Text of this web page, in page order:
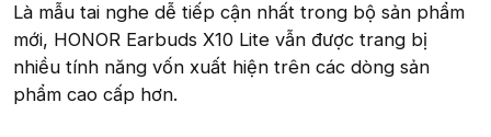
Là mẫu tai nghe dễ tiếp cận nhất trong bộ sản phẩm
mới, HONOR Earbuds X10 Lite vẫn được trang bị
nhiều tính năng vốn xuất hiện trên các dòng sản
phẩm cao cấp hơn.